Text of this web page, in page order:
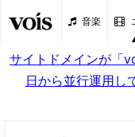
音楽
サイトドメインが「
日から並行運用し